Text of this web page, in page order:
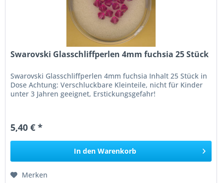
Swarovski Glasschliffperlen 4mm fuchsia 25 Stück
Swarovski Glasschliffperlen 4mm fuchsia Inhalt 25 Stück in
Dose Achtung: Verschluckbare Kleinteile, nicht für Kinder
unter 3 Jahren geeignet, Erstickungsgefahr!
5,40 € *
In den Warenkorb
Merken